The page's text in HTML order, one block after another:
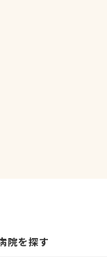
院を探す